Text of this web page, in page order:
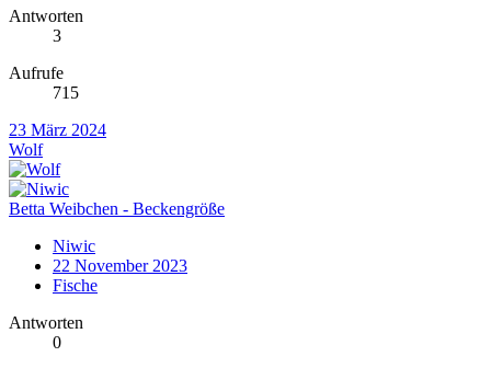
Antworten
3
Aufrufe
715
23 März 2024
Wolf
Betta Weibchen - Beckengröße
Niwic
22 November 2023
Fische
Antworten
0